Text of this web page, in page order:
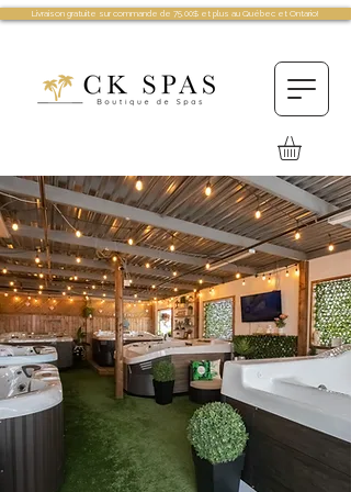
Livraison gratuite sur commande de 75.00$ et plus au Québec et Ontario!